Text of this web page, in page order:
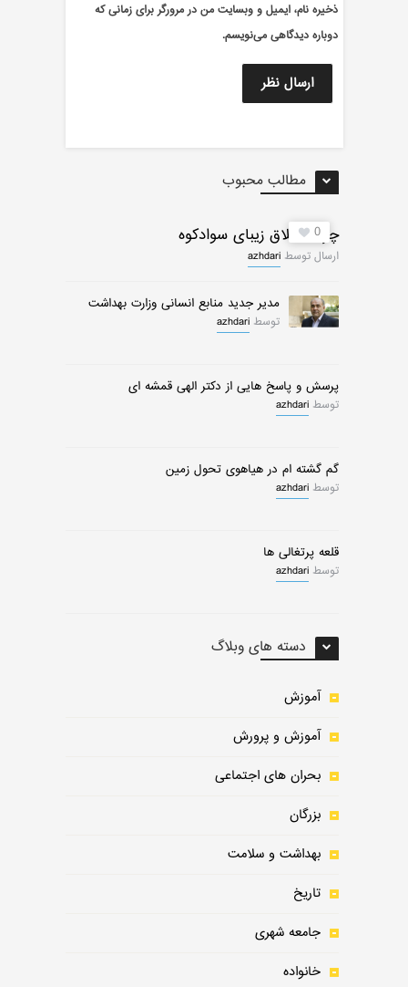
ذخیره نام، ایمیل و وبسایت من در مرورگر برای زمانی که
دوباره دیدگاهی می‌نویسم.
مطالب محبوب
0
چرات ییلاق زیبای سوادکوه
ارسال توسطazhdari
مدیر جدید منابع انسانی وزارت بهداشت
توسطazhdari
پرسش و پاسخ هایی از دکتر الهی قمشه ای
توسطazhdari
گم گشته ام در هیاهوی تحول زمین
توسطazhdari
قلعه پرتغالی ها
توسطazhdari
دسته های وبلاگ
آموزش
آموزش و پرورش
بحران های اجتماعی
بزرگان
بهداشت و سلامت
تاریخ
جامعه شهری
خانواده